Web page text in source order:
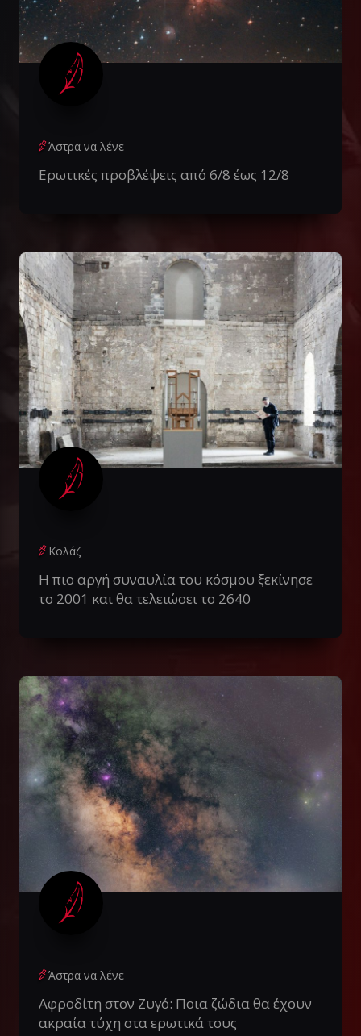
Άστρα να λένε
Ερωτικές προβλέψεις από 6/8 έως 12/8
Κολάζ
Η πιο αργή συναυλία του κόσμου ξεκίνησε
το 2001 και θα τελειώσει το 2640
Άστρα να λένε
Αφροδίτη στον Ζυγό: Ποια ζώδια θα έχουν
ακραία τύχη στα ερωτικά τους